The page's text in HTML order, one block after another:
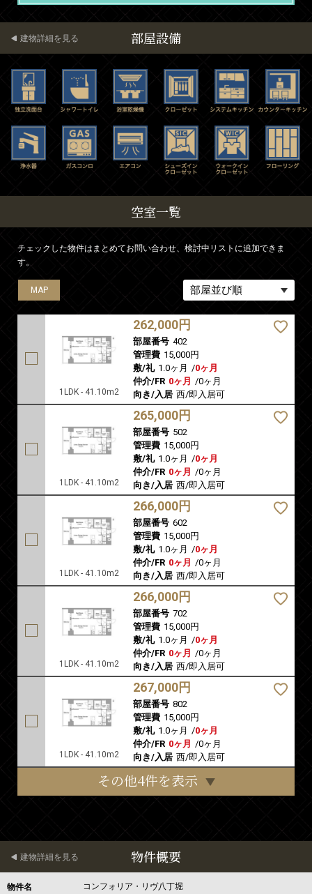
部屋設備
建物詳細を見る
空室一覧
チェックした物件はまとめてお問い合わせ、検討中リストに追加できま
す。
MAP
1LDK - 41.10m2
262,000円
部屋番号 402
管理費 15,000円
敷/礼 1.0ヶ月 /0ヶ月
仲介/FR 0ヶ月 /0ヶ月
向き/入居 西/即入居可
MAP
1LDK - 41.10m2
265,000円
部屋番号 502
管理費 15,000円
敷/礼 1.0ヶ月 /0ヶ月
仲介/FR 0ヶ月 /0ヶ月
向き/入居 西/即入居可
MAP
1LDK - 41.10m2
266,000円
部屋番号 602
管理費 15,000円
敷/礼 1.0ヶ月 /0ヶ月
仲介/FR 0ヶ月 /0ヶ月
向き/入居 西/即入居可
MAP
1LDK - 41.10m2
266,000円
部屋番号 702
管理費 15,000円
敷/礼 1.0ヶ月 /0ヶ月
仲介/FR 0ヶ月 /0ヶ月
向き/入居 西/即入居可
MAP
1LDK - 41.10m2
267,000円
部屋番号 802
管理費 15,000円
敷/礼 1.0ヶ月 /0ヶ月
仲介/FR 0ヶ月 /0ヶ月
向き/入居 西/即入居可
その他4件を表示
物件概要
建物詳細を見る
物件名 コンフォリア・リヴ八丁堀